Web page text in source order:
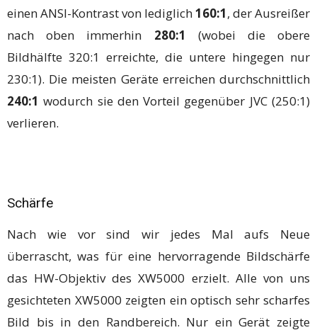
einen ANSI-Kontrast von lediglich160:1, der Ausreißer
nach oben immerhin 280:1
(wobei die obere
Bildhälfte 320:1 erreichte, die untere hingegen nur
230:1). Die meisten Geräte erreichen durchschnittlich
240:1 wodurch sie den Vorteil gegenüber JVC (250:1)
verlieren.
Schärfe
Nach wie vor sind wir jedes Mal aufs Neue
überrascht, was für eine hervorragende Bildschärfe
das HW-Objektiv des XW5000 erzielt. Alle von uns
gesichteten XW5000 zeigten ein optisch sehr scharfes
Bild bis in den Randbereich. Nur ein Gerät zeigte